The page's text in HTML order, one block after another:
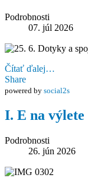
Podrobnosti
07. júl 2026
Čítať ďalej…
Share
powered by social2s
I. E na výlete
Podrobnosti
26. jún 2026